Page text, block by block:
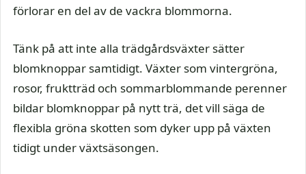
förlorar en del av de vackra blommorna.
Tänk på att inte alla trädgårdsväxter sätter
blomknoppar samtidigt. Växter som vintergröna,
rosor, fruktträd och sommarblommande perenner
bildar blomknoppar på nytt trä, det vill säga de
flexibla gröna skotten som dyker upp på växten
tidigt under växtsäsongen.